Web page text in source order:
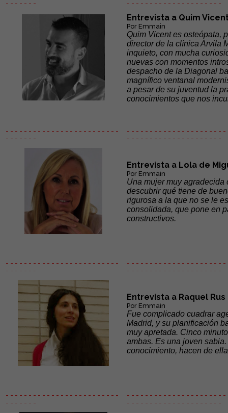
- - - - - - - - - - - - - - - - - - - - - - - - - - - -
Entrevista a Quim
Por Emmain
Quim Vicent es osteópata,
director de la clínica Arvila
inquieto, con mucha
nuevas con momentos
despacho de la Diagonal
magnífico ventanal
a pesar de su juventud la
conocimientos que nos
- - - - - - - - - - - - - - - - - - - - - - - - -
- - - - - - -
- - - - - - - - - - - - - - - - - - - - -
- - - - - - - - - - - - - - - - - - - - -
Entrevista a Lola de
Por Emmain
Una mujer muy
descubrir qué tiene de
rigurosa a la que no se le
consolidada, que pone en
constructivos.
- - - - - - - - - - - - - - - - - - - - - - - - -
- - - - - - -
- - - - - - - - - - - - - - - - - - - - -
- - - - - - - - - - - - - - - - - - - - -
Entrevista a Raquel Rus
Por Emmain
Fue complicado cuadrar
Madrid, y su planificación
muy apretada. Cinco
ambas. Es una joven
conocimiento, hacen de
- - - - - - - - - - - - - - - - - - - - - - - - -
- - - - - - -
- - - - - - - - - - - - - - - - - - - - -
- - - - - - - - - - - - - - - - - - - - -